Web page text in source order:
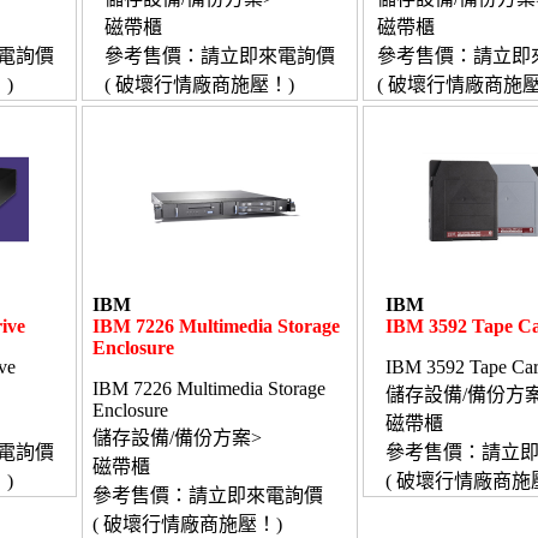
詢價
)
磁帶櫃
參考售價：請立即來電詢價
( 破壞行情廠商施壓！)
磁帶櫃
參考售價：請立即
( 破壞行情廠商施
詢價
)
IBM
IBM 7226 Multimedia Storage
Enclosure
IBM 7226 Multimedia Storage
Enclosure
儲存設備/備份方案>
磁帶櫃
參考售價：請立即來電詢價
( 破壞行情廠商施壓！)
IBM
IBM 3592 Tape
IBM 3592 Tape
儲存設備/備份方
磁帶櫃
參考售價：請立
( 破壞行情廠商施